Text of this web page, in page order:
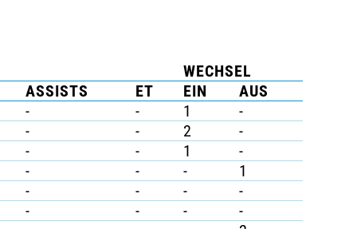
WECHSEL
ASSISTS ET EIN
AUS
- - 1
-
- - 2
-
- - 1
-
- - -
1
- - -
-
- - -
-